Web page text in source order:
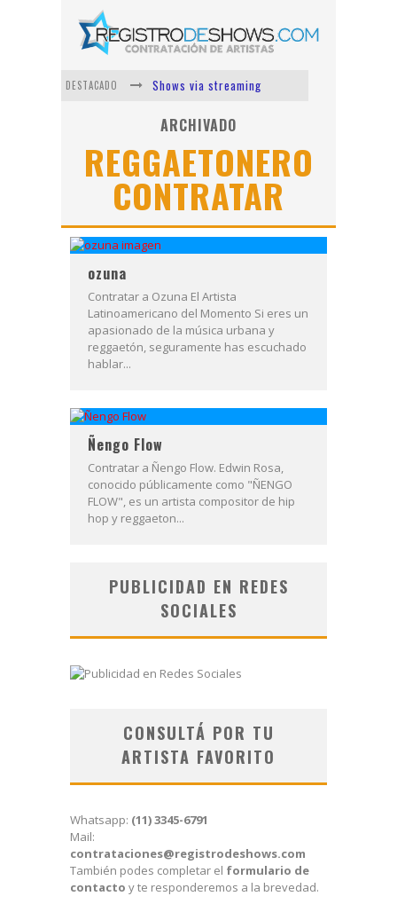
DESTACADO
Shows via streaming
Lit Killah
Nicki Nicole
Duki
Vi Em
Los Ángeles Azules
ARCHIVADO
REGGAETONERO
CONTRATAR
ozuna
Contratar a Ozuna El Artista
Latinoamericano del Momento Si eres un
apasionado de la música urbana y
reggaetón, seguramente has escuchado
hablar...
Ñengo Flow
Contratar a Ñengo Flow. Edwin Rosa,
conocido públicamente como "ÑENGO
FLOW", es un artista compositor de hip
hop y reggaeton...
PUBLICIDAD EN REDES
SOCIALES
CONSULTÁ POR TU
ARTISTA FAVORITO
Whatsapp: (11) 3345-6791
Mail:
contrataciones@registrodeshows.com
También podes completar el formulario de
contacto y te responderemos a la brevedad.